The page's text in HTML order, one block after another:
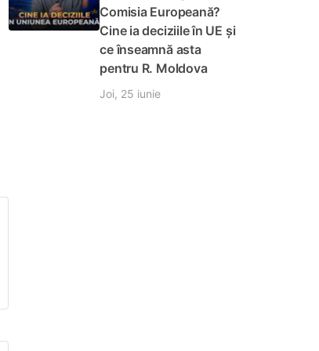
Comisia Europeană?
Cine ia deciziile în UE și
ce înseamnă asta
pentru R. Moldova
Joi, 25 iunie